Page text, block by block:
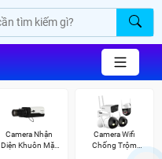
Camera Nhận
Diện Khuôn Mặt
Camera Wifi
Chống Trộm